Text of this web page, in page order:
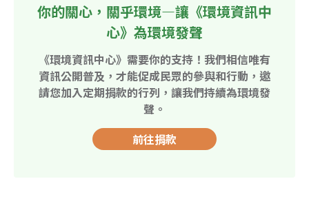
你的關心，關乎環境—讓《環境資訊中
心》為環境發聲
《環境資訊中心》需要你的支持！我們相信唯有
資訊公開普及，才能促成民眾的參與和行動，邀
請您加入定期捐款的行列，讓我們持續為環境發
聲。
前往捐款